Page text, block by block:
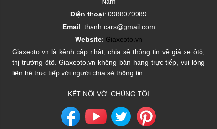
Nam
Điện thoại: 0988079989
Email: thanh.cars@gmail.com
Website: Giaxeoto.vn
Giaxeoto.vn là kênh cập nhật, chia sẻ thông tin về giá xe ôtô,
thị trường ôtô. Giaxeoto.vn không bán hàng trực tiếp, vui lòng
liên hệ trực tiếp với người chia sẻ thông tin
KẾT NỐI VỚI CHÚNG TÔI